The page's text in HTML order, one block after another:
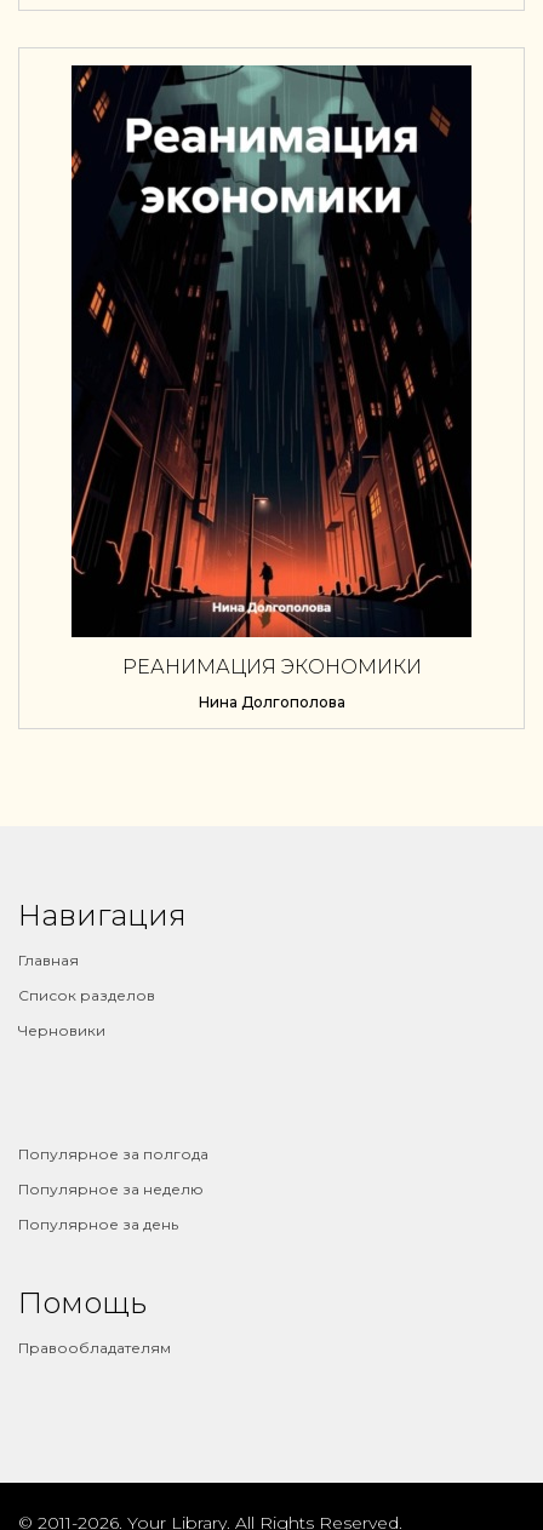
РЕАНИМАЦИЯ ЭКОНОМИКИ
Нина Долгополова
Навигация
Главная
Список разделов
Черновики
Популярное за полгода
Популярное за неделю
Популярное за день
Помощь
Правообладателям
© 2011-2026. Your Library. All Rights Reserved.